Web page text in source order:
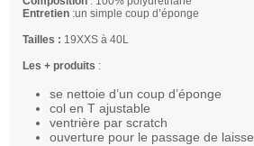
Entretien :un simple coup d’éponge
Tailles : 19XXS à 40L
Les + produits :
se nettoie d’un coup d’éponge
col en T ajustable
ventrière par scratch
ouverture pour le passage de laisse